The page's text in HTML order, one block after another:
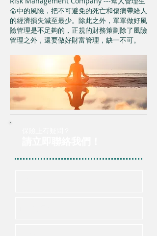
命中的風險，把不可避免的死亡和傷病帶給人
的經濟損失減至最少。除此之外，單單做好風
險管理是不足夠的，正規的財務策劃除了風險
管理之外，還要做好財富管理，缺一不可。